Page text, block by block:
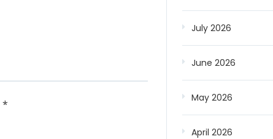
*
July 2026
June 2026
May 2026
April 2026